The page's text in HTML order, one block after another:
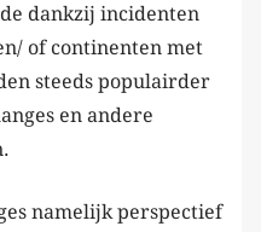
dankzij incidenten
of continenten met
steeds populairder
en andere
namelijk perspectief